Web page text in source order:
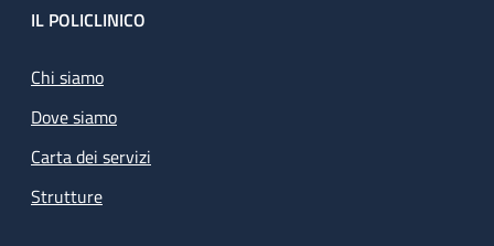
Footer
IL POLICLINICO
Chi siamo
Dove siamo
Carta dei servizi
Strutture